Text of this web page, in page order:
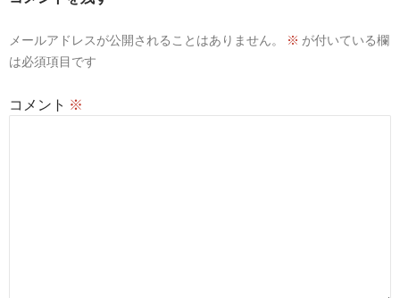
ン
メールアドレスが公開されることはありません。 ※ が付いている欄
は必須項目です
コメント ※